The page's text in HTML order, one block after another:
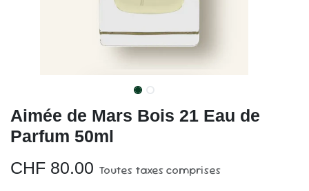
Aimée de Mars Bois 21 Eau de
Parfum 50ml
CHF 80.00 Toutes taxes comprises